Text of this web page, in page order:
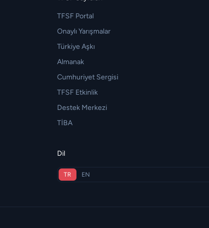
TFSF Portal
Onaylı Yarışmalar
Türkiye Aşkı
Almanak
Cumhuriyet Sergisi
TFSF Etkinlik
Destek Merkezi
TİBA
Dil
TR EN